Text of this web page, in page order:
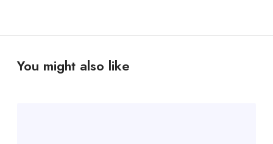
You might also like